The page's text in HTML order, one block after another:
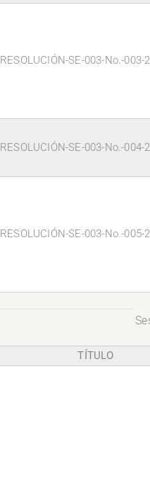
RESOLUCIÓN-SE-003-No.-003-
RESOLUCIÓN-SE-003-No.-004-
RESOLUCIÓN-SE-003-No.-005-
TÍTULO